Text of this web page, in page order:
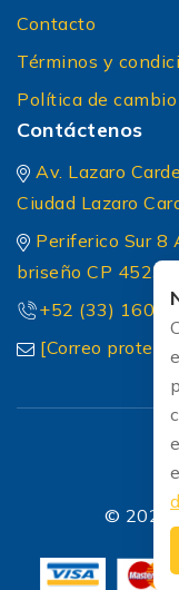
Contacto
Términos y
Política de
Contáctenos
Av. Lazaro
Ciudad Lazaro
Periferico Sur 8
briseño CP 45236
+52 (33) 1604
[Correo
© 2026